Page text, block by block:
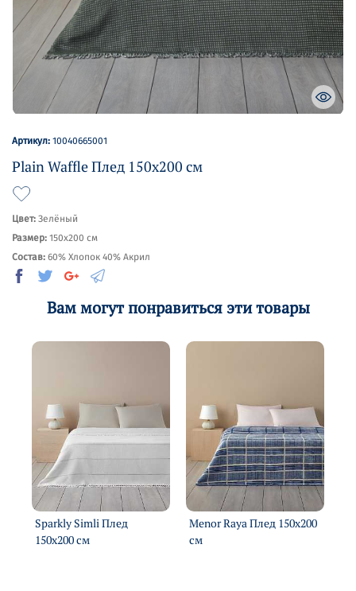
Артикул: 10040665001
Plain Waffle Плед 150х200 см
Цвет: Зелёный
Размер: 150х200 см
Состав: 60% Хлопок 40% Акрил
Вам могут понравиться эти товары
Sparkly Simli Плед
150х200 см
Menor Raya Плед 150х200
см